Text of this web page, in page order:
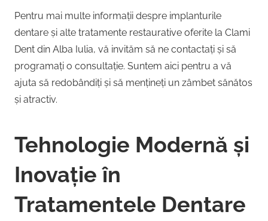
Pentru mai multe informații despre implanturile
dentare și alte tratamente restaurative oferite la Clami
Dent din Alba Iulia, vă invităm să ne contactați și să
programați o consultație. Suntem aici pentru a vă
ajuta să redobândiți și să mențineți un zâmbet sănătos
și atractiv.
Tehnologie Modernă și
Inovație în
Tratamentele Dentare